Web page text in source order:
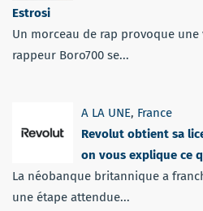
Estrosi
Un morceau de rap provoque une
rappeur Boro700 se...
A LA UNE, France
Revolut obtient sa
on vous explique ce
La néobanque britannique a
une étape attendue...